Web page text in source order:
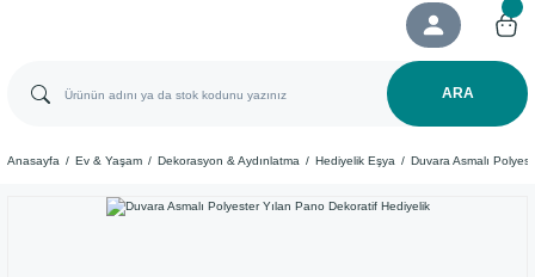
ARA
Anasayfa Ev & Yaşam Dekorasyon & Aydınlatma Hediyelik Eşya Duvara Asmalı